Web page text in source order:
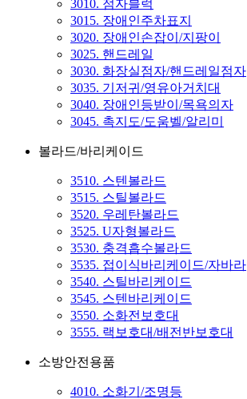
3010. 점자블럭
3015. 장애인주차표지
3020. 장애인손잡이/지팡이
3025. 핸드레일
3030. 화장실점자/핸드레일점자
3035. 기저귀/영유아거치대
3040. 장애인등받이/목욕의자
3045. 촉지도/도움벨/알리미
볼라드/바리케이드
3510. 스텐볼라드
3515. 스틸볼라드
3520. 우레탄볼라드
3525. U자형볼라드
3530. 충격흡수볼라드
3535. 접이식바리케이드/자바라
3540. 스틸바리케이드
3545. 스텐바리케이드
3550. 소화전보호대
3555. 랙보호대/배전반보호대
소방안전용품
4010. 소화기/조명등